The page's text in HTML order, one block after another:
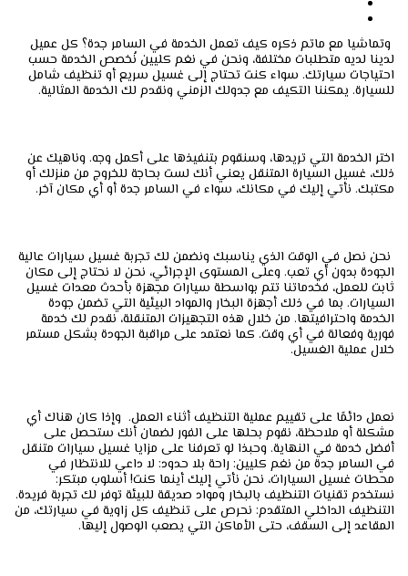
وتماشيا مع ماتم ذكره كيف تعمل الخدمة في السامر جدة؟ كل عميل
لدينا لديه متطلبات مختلفة، ونحن في نغم كليين نُخصص الخدمة حسب
احتياجات سيارتك. سواء كنت تحتاج إلى غسيل سريع أو تنظيف شامل
للسيارة. يمكننا التكيف مع جدولك الزمني ونقدم لك الخدمة المثالية.
اختر الخدمة التي تريدها، وسنقوم بتنفيذها على أكمل وجه. وناهيك عن
ذلك، غسيل السيارة المتنقل يعني أنك لست بحاجة للخروج من منزلك أو
مكتبك. نأتي إليك في مكانك، سواء في السامر جدة أو أي مكان آخر.
نحن نصل في الوقت الذي يناسبك ونضمن لك تجربة غسيل سيارات عالية
الجودة بدون أي تعب. وعلى المستوى الإجرائي، نحن لا نحتاج إلى مكان
ثابت للعمل، فخدماتنا تتم بواسطة سيارات مجهزة بأحدث معدات غسيل
السيارات. بما في ذلك أجهزة البخار والمواد البيئية التي تضمن جودة
الخدمة واحترافيتها. من خلال هذه التجهيزات المتنقلة، نقدم لك خدمة
فورية وفعالة في أي وقت. كما نعتمد على مراقبة الجودة بشكل مستمر
خلال عملية الغسيل.
نعمل دائمًا على تقييم عملية التنظيف أثناء العمل. وإذا كان هناك أي
مشكلة أو ملاحظة، نقوم بحلها على الفور لضمان أنك ستحصل على
أفضل خدمة في النهاية. وحبذا لو تعرفنا على مزايا غسيل سيارات متنقل
في السامر جدة من نغم كليين: راحة بلا حدود: لا داعي للانتظار في
محطات غسيل السيارات، نحن نأتي إليك أينما كنت! أسلوب مبتكر:
نستخدم تقنيات التنظيف بالبخار ومواد صديقة للبيئة توفر لك تجربة فريدة.
التنظيف الداخلي المتقدم: نحرص على تنظيف كل زاوية في سيارتك، من
المقاعد إلى السقف، حتى الأماكن التي يصعب الوصول إليها.